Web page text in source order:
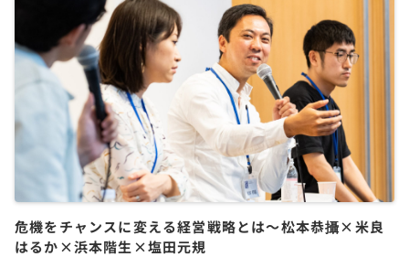
危機をチャンスに変える経営戦略とは〜松本恭攝×米良
はるか×浜本階生×塩田元規